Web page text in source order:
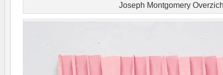
Joseph Montgomery